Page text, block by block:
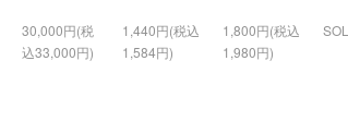
30,000円(税
込33,000円)
1,440円(税込
1,584円)
1,800円(税込
1,980円)